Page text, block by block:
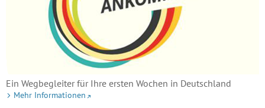
Ein Wegbegleiter für Ihre ersten Wochen in Deutschland
Mehr Informationen